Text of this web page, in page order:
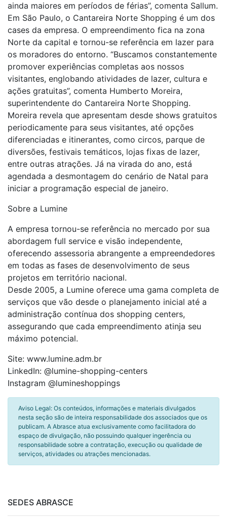
ainda maiores em períodos de férias”, comenta Sallum.
Em São Paulo, o Cantareira Norte Shopping é um dos
cases da empresa. O empreendimento fica na zona
Norte da capital e tornou-se referência em lazer para
os moradores do entorno. “Buscamos constantemente
promover experiências completas aos nossos
visitantes, englobando atividades de lazer, cultura e
ações gratuitas”, comenta Humberto Moreira,
superintendente do Cantareira Norte Shopping.
Moreira revela que apresentam desde shows gratuitos
periodicamente para seus visitantes, até opções
diferenciadas e itinerantes, como circos, parque de
diversões, festivais temáticos, lojas fixas de lazer,
entre outras atrações. Já na virada do ano, está
agendada a desmontagem do cenário de Natal para
iniciar a programação especial de janeiro.
Sobre a Lumine
A empresa tornou-se referência no mercado por sua
abordagem full service e visão independente,
oferecendo assessoria abrangente a empreendedores
em todas as fases de desenvolvimento de seus
projetos em território nacional.
Desde 2005, a Lumine oferece uma gama completa de
serviços que vão desde o planejamento inicial até a
administração contínua dos shopping centers,
assegurando que cada empreendimento atinja seu
máximo potencial.
Site: www.lumine.adm.br
LinkedIn: @lumine-shopping-centers
Instagram @lumineshoppings
Aviso Legal: Os conteúdos, informações e materiais divulgados
nesta seção são de inteira responsabilidade dos associados que os
publicam. A Abrasce atua exclusivamente como facilitadora do
espaço de divulgação, não possuindo qualquer ingerência ou
responsabilidade sobre a contratação, execução ou qualidade de
serviços, atividades ou atrações mencionadas.
SEDES ABRASCE